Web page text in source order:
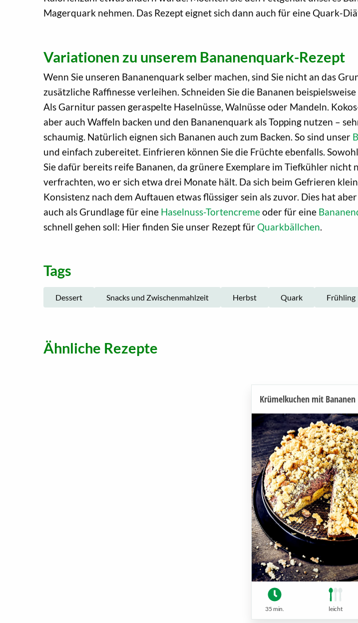
Magerquark nehmen. Das Rezept eignet sich dann auch für eine Quark-
Variationen zu unserem Bananenquark-Rezept
Wenn Sie unseren Bananenquark selber machen, sind Sie nicht an das
zusätzliche Raffinesse verleihen. Schneiden Sie die Bananen
Als Garnitur passen geraspelte Haselnüsse, Walnüsse oder Mandeln.
aber auch Waffeln backen und den Bananenquark als Topping nutzen –
schaumig. Natürlich eignen sich Bananen auch zum Backen. So sind unser
und einfach zubereitet. Einfrieren können Sie die Früchte ebenfalls.
Sie dafür bereits reife Bananen, da grünere Exemplare im Tiefkühler
verfrachten, wo er sich etwa drei Monate hält. Da sich beim Gefrieren
Konsistenz nach dem Auftauen etwas flüssiger sein als zuvor. Dies hat
auch als Grundlage für eine Haselnuss-Tortencremeoder für eine
schnell gehen soll: Hier finden Sie unser Rezept für Quarkbällchen
Tags
Dessert Snacks und Zwischenmahlzeit Herbst Quark Frühling
Ähnliche Rezepte
Krümelkuchen mit Bananen
35 min. leicht